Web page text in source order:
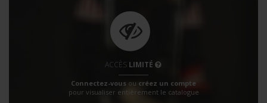
ACCÈS LIMITÉ
Connectez-vous ou créez un compte
pour visualiser entièrement le catalogue